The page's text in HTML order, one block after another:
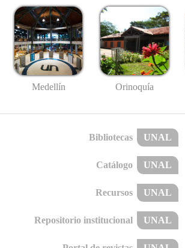
Medellín Orinoquía
Bibliotecas UNAL
Catálogo UNAL
Recursos UNAL
Repositorio institucional UNAL